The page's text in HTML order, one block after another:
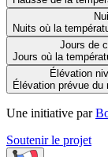
Nuits où la
Jours de
Jours où la
Élévation
Élévation prévue du
Une initiative par
Soutenir le projet